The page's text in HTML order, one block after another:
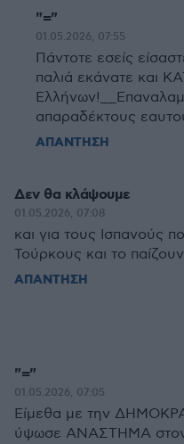
"="
01.05.2026, 07:55
Πάντοτε εσείς
παλιά εκάνατε και
απαραδέκτους
ΑΠΑΝΤΗΣΗ
Δεν θα κλάψουμε
01.05.2026, 07:08
και για τους Ισπανούς
Τούρκους και το παίζουν
ΑΠΑΝΤΗΣΗ
"="
01.05.2026, 07:05
Είμεθα με την
ύψωσε ΑΝΑΣΤΗΜΑ